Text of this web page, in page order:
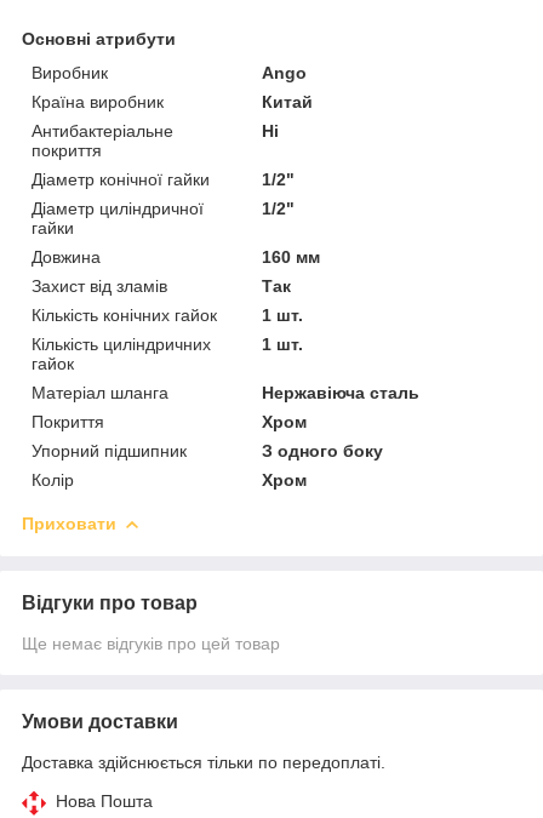
Основні атрибути
Виробник
Ango
Країна виробник
Китай
Антибактеріальне
покриття
Ні
Діаметр конічної гайки
1/2"
Діаметр циліндричної
гайки
1/2"
Довжина
160 мм
Захист від зламів
Так
Кількість конічних гайок
1 шт.
Кількість циліндричних
гайок
1 шт.
Матеріал шланга
Нержавіюча сталь
Покриття
Хром
Упорний підшипник
З одного боку
Колір
Хром
Приховати
Відгуки про товар
Ще немає відгуків про цей товар
Умови доставки
Доставка здійснюється тільки по передоплаті.
Нова Пошта